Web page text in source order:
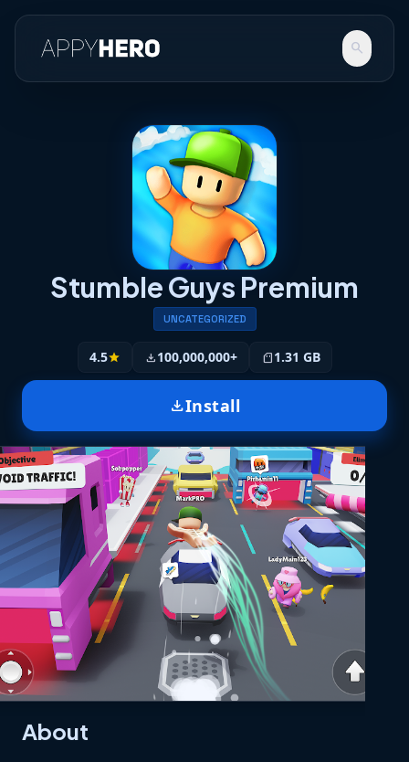
search
Stumble Guys Premium
UNCATEGORIZED
4.5star download100,000,000+ sd_storage1.31 GB
downloadInstall
About